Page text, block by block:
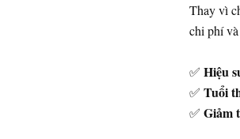
Thay vì
chi phí
✅ Hiệu
✅ Tuổi
✅ Giảm